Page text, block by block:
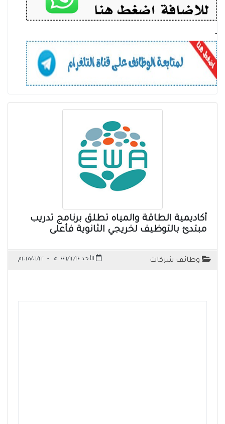
-
أكاديمية الطاقة والمياه تطلق برنامج تدريب
مبتدئ بالتوظيف لخريجي الثانوية فأعلى
وظائف شركات الأحد ١٤٤٦/١٢/٢٤ هـ - ٢٠٢٥/٠٦/٢٢م